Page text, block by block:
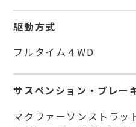
駆動方式
フルタイム４WD
サスペンション・ブレー
マクファーソンストラ